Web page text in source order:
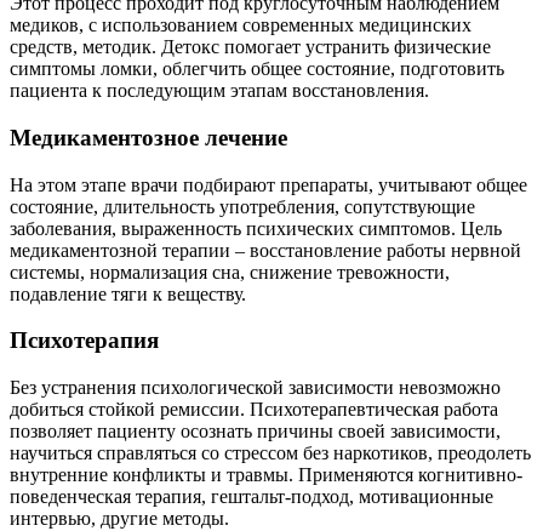
медиков, с использованием современных медицинских
средств, методик. Детокс помогает устранить физические
симптомы ломки, облегчить общее состояние, подготовить
пациента к последующим этапам восстановления.
Медикаментозное лечение
На этом этапе врачи подбирают препараты, учитывают общее
состояние, длительность употребления, сопутствующие
заболевания, выраженность психических симптомов. Цель
медикаментозной терапии – восстановление работы нервной
системы, нормализация сна, снижение тревожности,
подавление тяги к веществу.
Психотерапия
Без устранения психологической зависимости невозможно
добиться стойкой ремиссии. Психотерапевтическая работа
позволяет пациенту осознать причины своей зависимости,
научиться справляться со стрессом без наркотиков, преодолеть
внутренние конфликты и травмы. Применяются когнитивно-
поведенческая терапия, гештальт-подход, мотивационные
интервью, другие методы.